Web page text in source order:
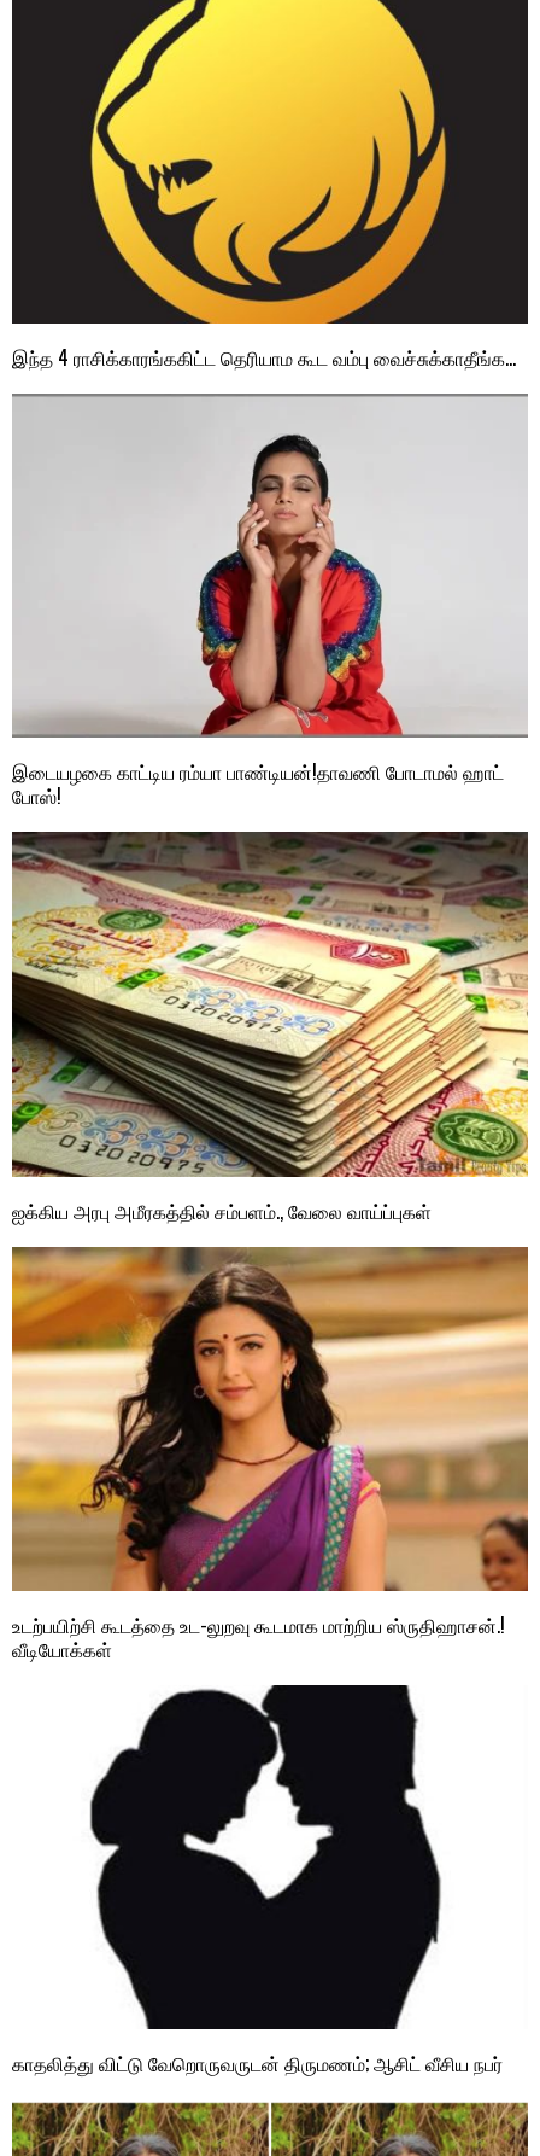
இந்த 4 ராசிக்காரங்ககிட்ட தெரியாம கூட வம்பு வைச்சுக்காதீங்க…
இடையழகை காட்டிய ரம்யா பாண்டியன்!தாவணி போடாமல் ஹாட்
போஸ்!
ஐக்கிய அரபு அமீரகத்தில் சம்பளம்., வேலை வாய்ப்புகள்
உடற்பயிற்சி கூடத்தை உட-லுறவு கூடமாக மாற்றிய ஸ்ருதிஹாசன்.!
வீடியோக்கள்
காதலித்து விட்டு வேறொருவருடன் திருமணம்; ஆசிட் வீசிய நபர்